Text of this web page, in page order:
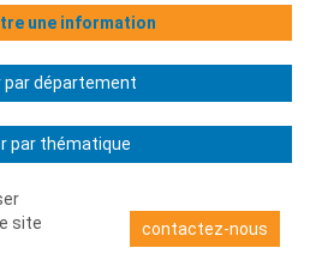
une information
par département
par thématique
site
contactez-nous